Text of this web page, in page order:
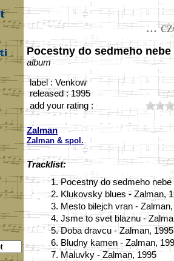
...
Pocestny do sedmeho nebe
album
label : Venkow
released : 1995
add your rating :
Zalman
Zalman & spol.
Tracklist:
1. Pocestny do sedmeho
2. Klukovsky blues - Zalman,
3. Mesto bilejch vran -
4. Jsme to svet blaznu -
5. Doba dravcu - Zalman, 1995
6. Bludny kamen - Zalman,
7. Maluvky - Zalman, 1995